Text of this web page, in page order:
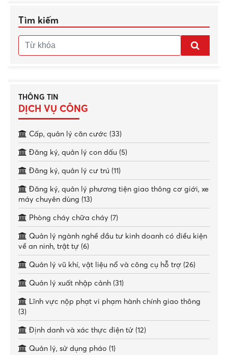
Tìm kiếm
THÔNG TIN
DỊCH VỤ CÔNG
Cấp, quản lý căn cước (33)
Đăng ký, quản lý con dấu (5)
Đăng ký, quản lý cư trú (11)
Đăng ký, quản lý phương tiện giao thông cơ giới, xe
máy chuyên dùng (13)
Phòng cháy chữa cháy (7)
Quản lý ngành nghề đầu tư kinh doanh có điều kiện
về an ninh, trật tự (6)
Quản lý vũ khí, vật liệu nổ và công cụ hỗ trợ (26)
Quản lý xuất nhập cảnh (31)
Lĩnh vực nộp phạt vi phạm hành chính giao thông
(3)
Định danh và xác thực điện tử (12)
Quản lý, sử dụng pháo (1)